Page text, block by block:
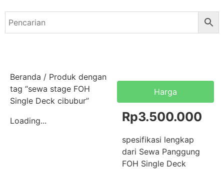
Beranda / Produk dengan
tag “sewa stage FOH
Single Deck cibubur”
Loading...
Harga
Rp3.500.000
spesifikasi lengkap
dari Sewa Panggung
FOH Single Deck